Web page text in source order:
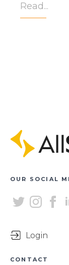
Read...
OUR SOCIAL
Login
CONTACT